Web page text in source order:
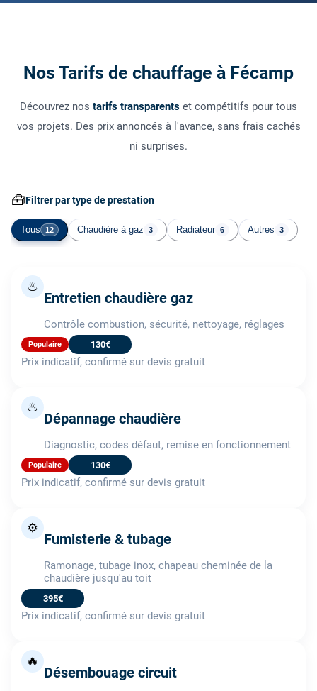
Nos Tarifs de chauffage à Fécamp
Découvrez nos tarifs transparents et compétitifs pour tous
vos projets. Des prix annoncés à l'avance, sans frais cachés
ni surprises.
🧰Filtrer par type de prestation
Tous 12 Chaudière à gaz 3 Radiateur 6 Autres 3
♨
Entretien chaudière gaz
Contrôle combustion, sécurité, nettoyage, réglages
Populaire 130€
Prix indicatif, confirmé sur devis gratuit
♨
Dépannage chaudière
Diagnostic, codes défaut, remise en fonctionnement
Populaire 130€
Prix indicatif, confirmé sur devis gratuit
⚙️
Fumisterie & tubage
Ramonage, tubage inox, chapeau cheminée de la
chaudière jusqu'au toit
395€
Prix indicatif, confirmé sur devis gratuit
🔥
Désembouage circuit